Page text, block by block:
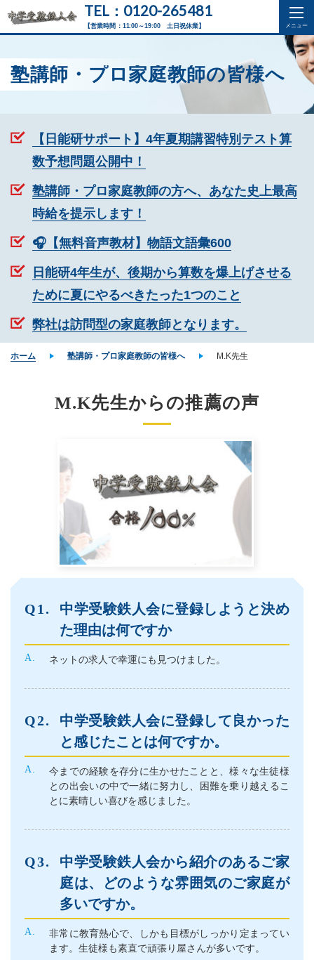
【営業時間：11:00～19:00 土日祝休業】
TEL：0120-265481
塾講師・プロ家庭教師の皆様へ
【日能研サポート】4年夏期講習特別テスト算
数予想問題公開中！
塾講師・プロ家庭教師の方へ、あなた史上最高
時給を提示します！
🎧【無料音声教材】物語文語彙600
日能研4年生が、後期から算数を爆上げさせる
ために夏にやるべきたった1つのこと
弊社は訪問型の家庭教師となります。
ホーム 塾講師・プロ家庭教師の皆様へ M.K先生
M.K先生からの推薦の声
中学受験鉄人会に登録しようと決め
た理由は何ですか
ネットの求人で幸運にも見つけました。
中学受験鉄人会に登録して良かった
と感じたことは何ですか。
今までの経験を存分に生かせたことと、様々な生徒様
との出会いの中で一緒に努力し、困難を乗り越えるこ
とに素晴しい喜びを感じました。
中学受験鉄人会から紹介のあるご家
庭は、どのような雰囲気のご家庭が
多いですか。
非常に教育熱心で、しかも目標がしっかり定まってい
ます。生徒様も素直で頑張り屋さんが多いです。